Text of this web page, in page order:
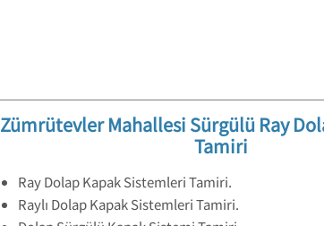
Zümrütevler Mahallesi Sürgülü Ray
Tamiri
Ray Dolap Kapak Sistemleri Tamiri.
Raylı Dolap Kapak Sistemleri Tamiri.